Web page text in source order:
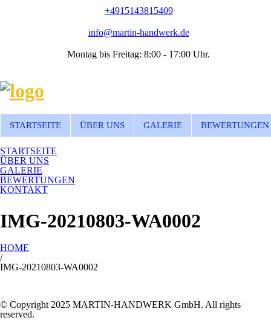
+4915143815409
info@martin-handwerk.de
Montag bis Freitag: 8:00 - 17:00 Uhr.
STARTSEITE ÜBER UNS GALERIE BEWERTUNGEN
STARTSEITE
ÜBER UNS
GALERIE
BEWERTUNGEN
KONTAKT
IMG-20210803-WA0002
HOME
/
IMG-20210803-WA0002
© Copyright 2025 MARTIN-HANDWERK GmbH. All rights
reserved.